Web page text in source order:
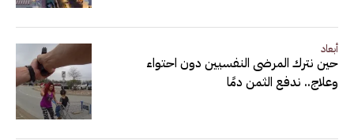
أبعاد
حين نترك المرضى النفسيين دون احتواء
وعلاج.. ندفع الثمن دمًا